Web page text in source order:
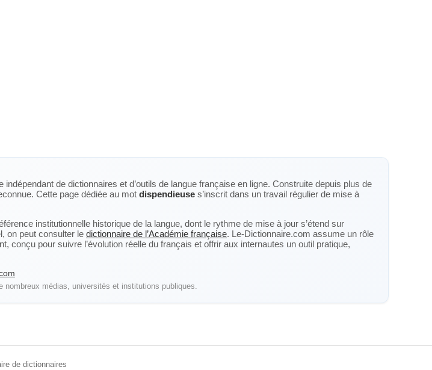
indépendant de dictionnaires et d’outils de langue française en ligne. Construite depuis plus de
Cette page dédiée au mot dispendieuse s’inscrit dans un travail régulier de mise à
institutionnelle historique de la langue, dont le rythme de mise à jour s’étend sur
on peut consulter le dictionnaire de l’Académie française. Le-Dictionnaire.com assume un rôle
conçu pour suivre l’évolution réelle du français et offrir aux internautes un outil pratique,
médias, universités et institutions publiques.
de dictionnaires